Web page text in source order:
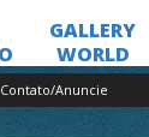
Contato/Anuncie